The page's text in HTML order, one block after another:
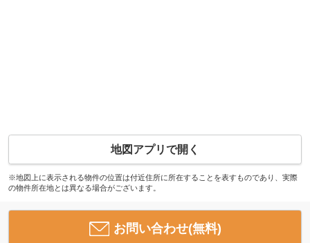
地図アプリで開く
※地図上に表示される物件の位置は付近住所に所在することを表すものであり、実際
の物件所在地とは異なる場合がございます。
お問い合わせ(無料)